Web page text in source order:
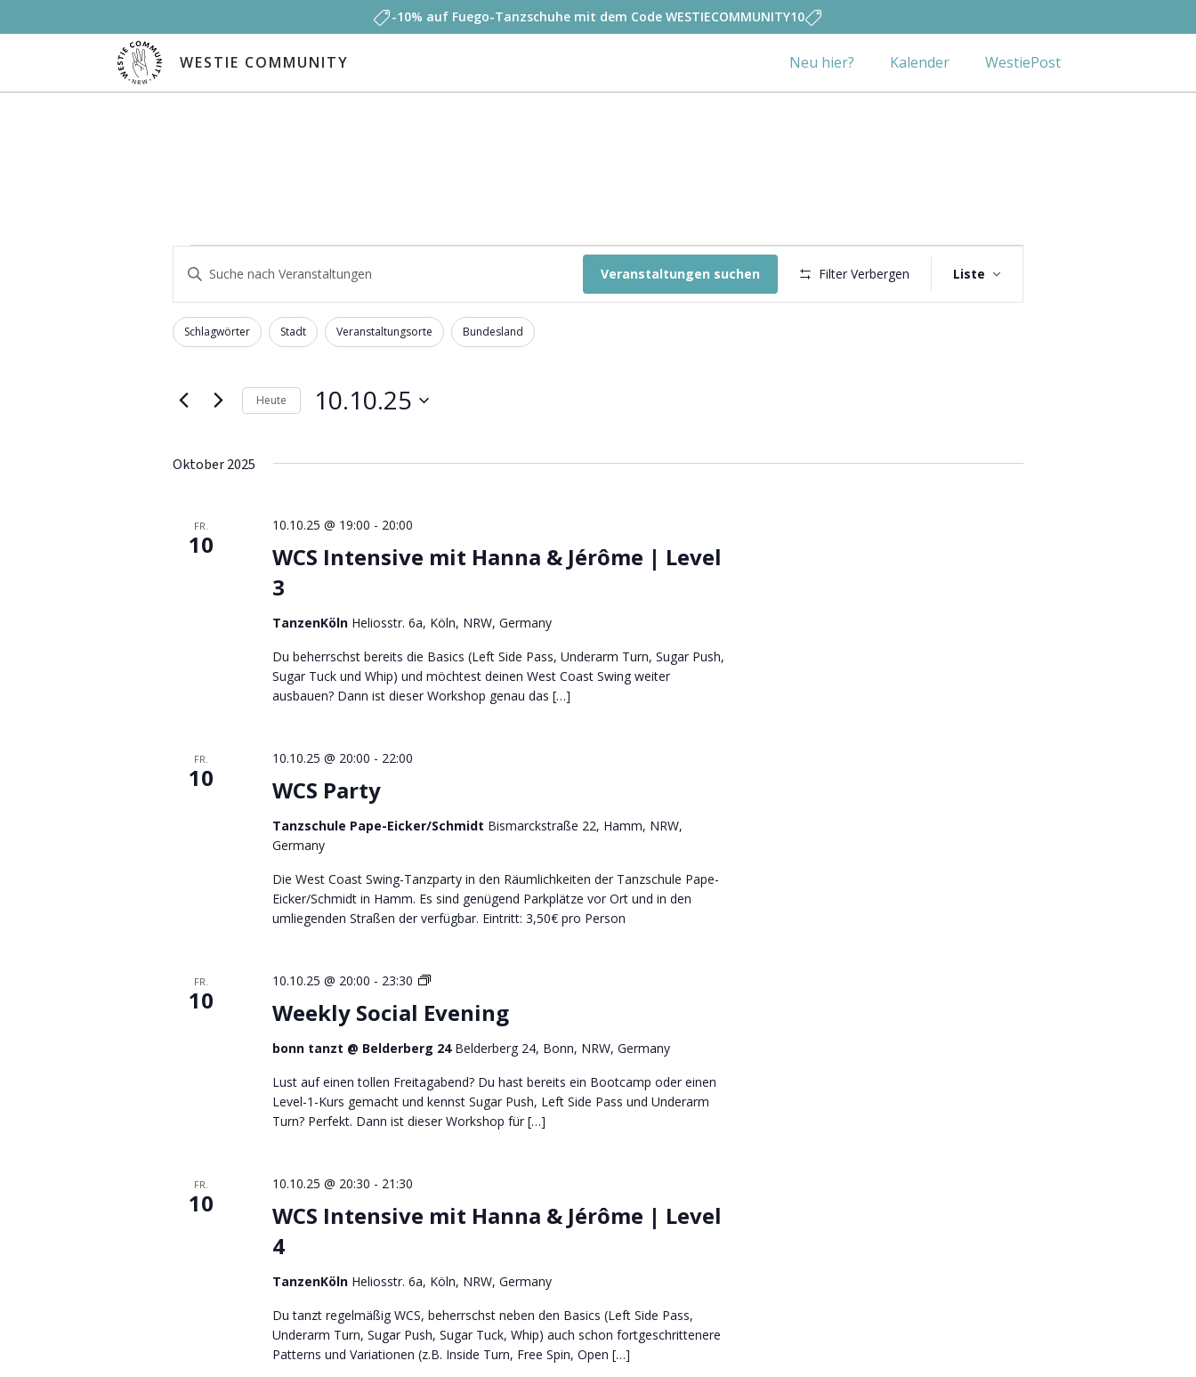
-10% auf Fuego-Tanzschuhe mit dem Code WESTIECOMMUNITY10
WESTIE COMMUNITY Neu hier? Kalender WestiePost
Veranstaltungen
Veranstaltungen
Suche
und
Ansichten,
Bitte
Suche
Schlüsselwort.
Veranstaltungen suchen Filter Verbergen
Ansichten-
Liste
Filter
Das
Ändern
Formular-
Eingabefelder
die
Veranstaltungen
mit
Schlagwörter Stadt Veranstaltungsorte Bundesland
Heute 10.10.25
Oktober 2025
FR.
10
WCS Intensive mit Hanna & Jérôme | Level
3
10.10.25 @ 19:00 - 20:00
TanzenKöln Heliosstr. 6a, Köln, NRW, Germany
Du beherrschst bereits die Basics (Left Side Pass, Underarm Turn, Sugar Push,
Sugar Tuck und Whip) und möchtest deinen West Coast Swing weiter
ausbauen? Dann ist dieser Workshop genau das […]
FR.
10 WCS Party
10.10.25 @ 20:00 - 22:00
Tanzschule Pape-Eicker/Schmidt Bismarckstraße 22, Hamm, NRW,
Germany
Die West Coast Swing-Tanzparty in den Räumlichkeiten der Tanzschule Pape-
Eicker/Schmidt in Hamm. Es sind genügend Parkplätze vor Ort und in den
umliegenden Straßen der verfügbar. Eintritt: 3,50€ pro Person
FR.
10 Weekly Social Evening
10.10.25 @ 20:00 - 23:30
Weekly
Evening
Bonn
bonn tanzt @ Belderberg 24 Belderberg 24, Bonn, NRW, Germany
Lust auf einen tollen Freitagabend? Du hast bereits ein Bootcamp oder einen
Level-1-Kurs gemacht und kennst Sugar Push, Left Side Pass und Underarm
Turn? Perfekt. Dann ist dieser Workshop für […]
FR.
10
WCS Intensive mit Hanna & Jérôme | Level
4
10.10.25 @ 20:30 - 21:30
TanzenKöln Heliosstr. 6a, Köln, NRW, Germany
Du tanzt regelmäßig WCS, beherrschst neben den Basics (Left Side Pass,
Underarm Turn, Sugar Push, Sugar Tuck, Whip) auch schon fortgeschrittenere
Patterns und Variationen (z.B. Inside Turn, Free Spin, Open […]